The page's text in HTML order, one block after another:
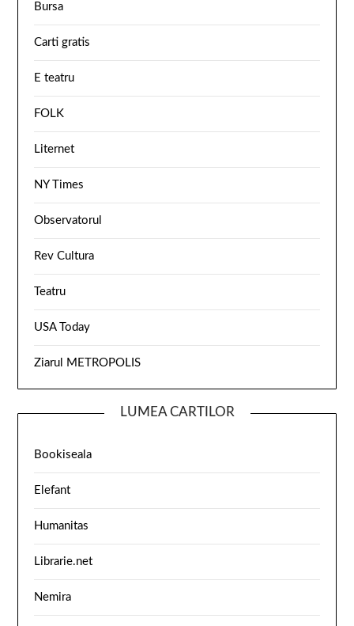
Bursa
Carti gratis
E teatru
FOLK
Liternet
NY Times
Observatorul
Rev Cultura
Teatru
USA Today
Ziarul METROPOLIS
LUMEA CARTILOR
Bookiseala
Elefant
Humanitas
Librarie.net
Nemira